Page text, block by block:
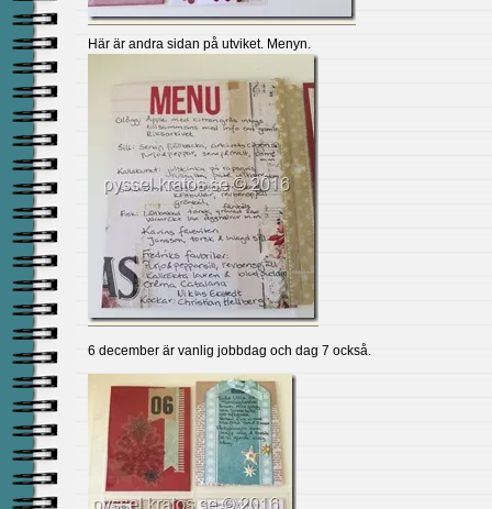
Här är andra sidan på utviket. Menyn.
6 december är vanlig jobbdag och dag 7 också.